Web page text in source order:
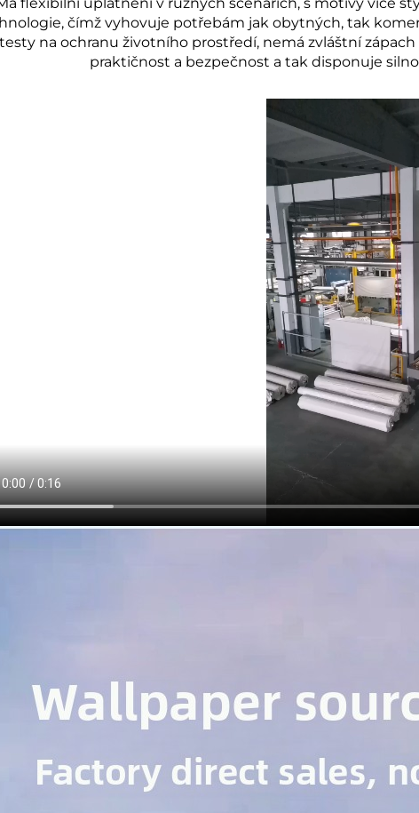
čímž vyhovuje potřebám jak obytných, tak
testy na ochranu životního prostředí, nemá zvláštní
praktičnost a bezpečnost a tak disponuje